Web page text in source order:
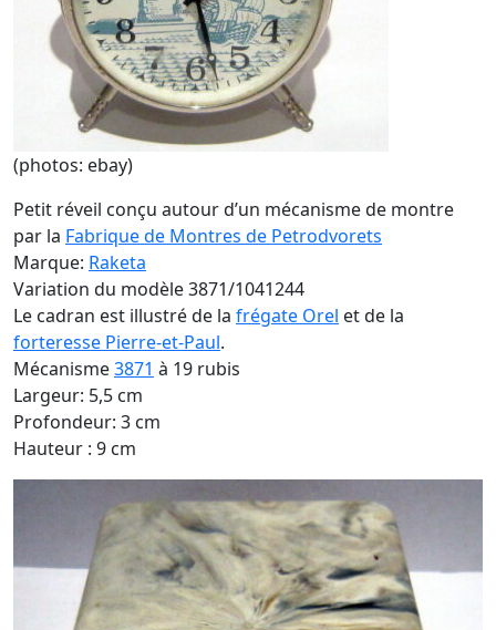
(photos: ebay)
Petit réveil conçu autour d’un mécanisme de montre
par la Fabrique de Montres de Petrodvorets
Marque: Raketa
Variation du modèle 3871/1041244
Le cadran est illustré de la frégate Orel et de la
forteresse Pierre-et-Paul.
Mécanisme3871 à 19 rubis
Largeur: 5,5 cm
Profondeur: 3 cm
Hauteur : 9 cm